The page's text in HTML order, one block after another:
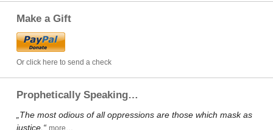
Make a Gift
Or click here to send a check
Prophetically Speaking…
„The most odious of all oppressions are those which mask as
justice.“ more…